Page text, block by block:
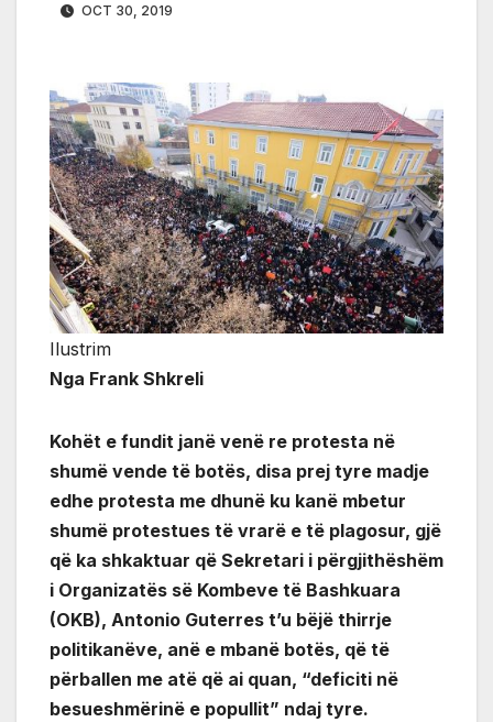
OCT 30, 2019
Ilustrim
Nga Frank Shkreli
Kohët e fundit janë venë re protesta në
shumë vende të botës, disa prej tyre madje
edhe protesta me dhunë ku kanë mbetur
shumë protestues të vrarë e të plagosur, gjë
që ka shkaktuar që Sekretari i përgjithëshëm
i Organizatës së Kombeve të Bashkuara
(OKB), Antonio Guterres t’u bëjë thirrje
politikanëve, anë e mbanë botës, që të
përballen me atë që ai quan, “deficiti në
besueshmërinë e popullit” ndaj tyre.